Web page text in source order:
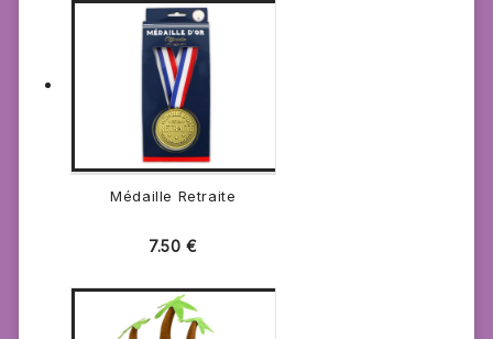
Médaille Retraite
7.50€